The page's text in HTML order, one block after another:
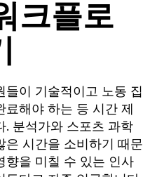
크플로
들이 기술적이고 노동 집
해야 하는 등 시간 제
. 분석가와 스포츠 과학
은 시간을 소비하기 때문
향을 미칠 수 있는 인사